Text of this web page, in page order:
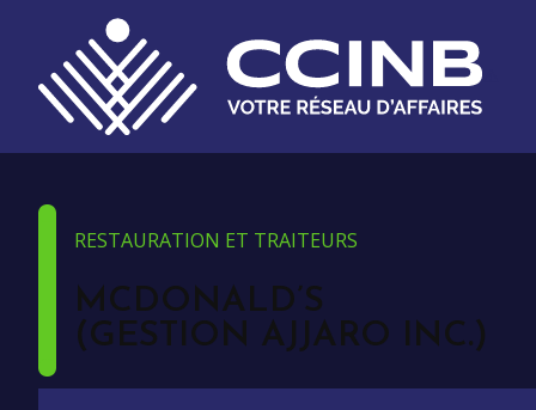
RESTAURATION ET TRAITEURS
MCDONALD’S
(GESTION AJJARO INC.)